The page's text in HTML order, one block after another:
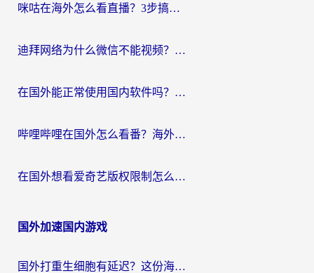
咪咕在海外怎么看直播？3步搞定地域限制，还能畅看腾讯视频与国内热剧
迪拜网络为什么微信不能视频？海外党必看的回国加速全攻略
在国外能正常使用国内软件吗？海外党亲测有效的无缝访问指南
哔哩哔哩在国外怎么看番？海外党追剧看片的终极解决方案
在国外想看爱奇艺版权限制怎么办？海外华人必看的追剧自由指南
国外加速国内游戏
国外打重生细胞有延迟？这份海外畅玩国服游戏加速器终极指南请收好